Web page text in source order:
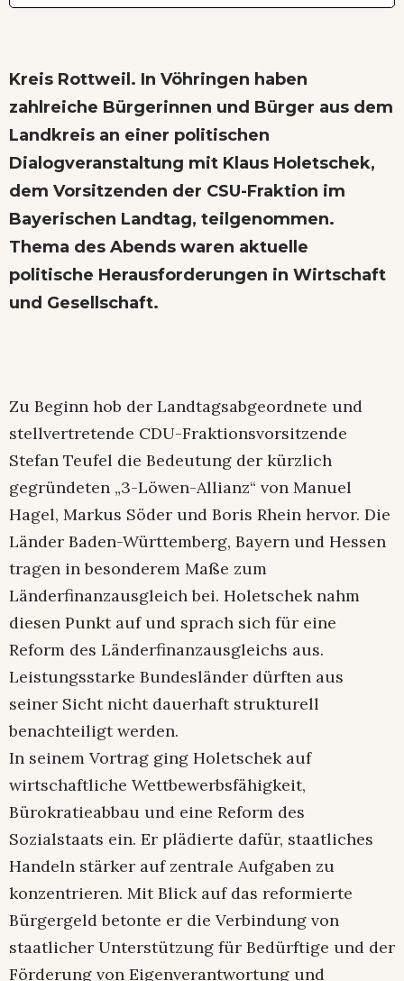
Kreis Rottweil. In Vöhringen haben
zahlreiche Bürgerinnen und Bürger aus dem
Landkreis an einer politischen
Dialogveranstaltung mit Klaus Holetschek,
dem Vorsitzenden der CSU-Fraktion im
Bayerischen Landtag, teilgenommen.
Thema des Abends waren aktuelle
politische Herausforderungen in Wirtschaft
und Gesellschaft.
Zu Beginn hob der Landtagsabgeordnete und
stellvertretende CDU-Fraktionsvorsitzende
Stefan Teufel die Bedeutung der kürzlich
gegründeten „3-Löwen-Allianz“ von Manuel
Hagel, Markus Söder und Boris Rhein hervor. Die
Länder Baden-Württemberg, Bayern und Hessen
tragen in besonderem Maße zum
Länderfinanzausgleich bei. Holetschek nahm
diesen Punkt auf und sprach sich für eine
Reform des Länderfinanzausgleichs aus.
Leistungsstarke Bundesländer dürften aus
seiner Sicht nicht dauerhaft strukturell
benachteiligt werden.
In seinem Vortrag ging Holetschek auf
wirtschaftliche Wettbewerbsfähigkeit,
Bürokratieabbau und eine Reform des
Sozialstaats ein. Er plädierte dafür, staatliches
Handeln stärker auf zentrale Aufgaben zu
konzentrieren. Mit Blick auf das reformierte
Bürgergeld betonte er die Verbindung von
staatlicher Unterstützung für Bedürftige und der
Förderung von Eigenverantwortung und